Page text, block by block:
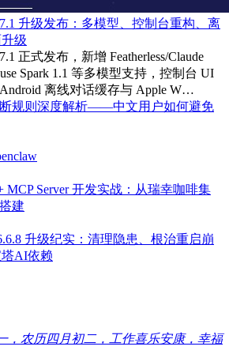
升级发布：多模型、控制台重构、离
级
正式发布，新增 Featherless/Claude
Spark 1.1 等多模型支持，控制台 UI
离线对话缓存与 Apple W…
断规则深度解析——中文用户如何避免
MCP Server 开发实战：从瑞幸咖啡集
建
升级纪实：清理隐患、根治重启崩
AI依赖